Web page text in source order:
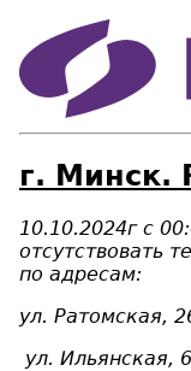
г. Минск.
10.10.2024г с
отсутствовать
по адресам:
ул. Ратомская,
ул. Ильянская,